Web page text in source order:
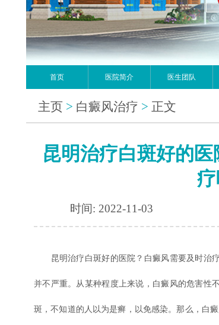
首页 医院简介 医生团队
主页 > 白癜风治疗 > 正文
昆明治疗白斑好的
时间: 2022-11-03
昆明治疗白斑好的医院？白癜风需要及时治疗
并不严重。从某种程度上来说，白癜风的危害性
斑，不知道的人以为是癣，以免感染。那么，白